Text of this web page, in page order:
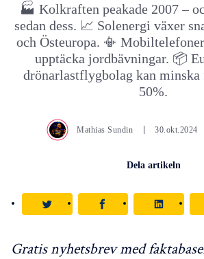
🏭 Kolkraften peakade 2007 –
sedan dess. 📈 Solenergi växer
och Östeuropa. 📳
upptäcka jordbävningar. 📦
drönarlastflygbolag kan minska
50%.
Mathias Sundin 30.okt.2024
Dela artikeln
Gratis nyhetsbrev med